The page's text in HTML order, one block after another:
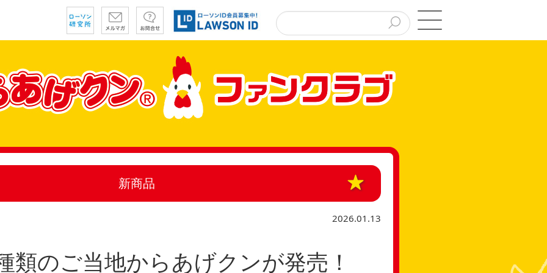
新商品
2026.01.13
類のご当地からあげクンが発売！